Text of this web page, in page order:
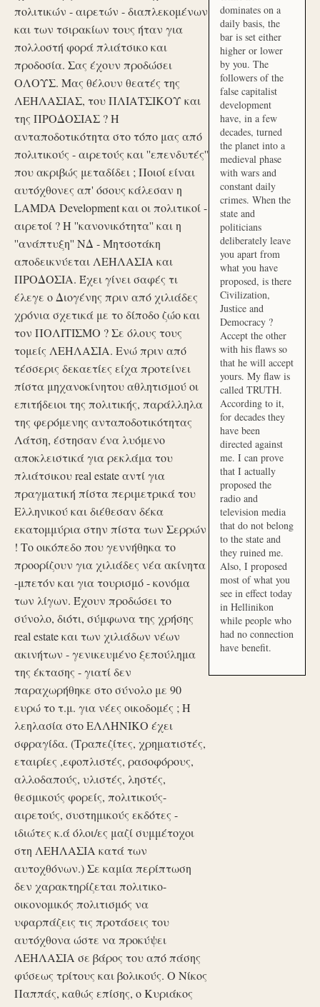
πολιτικών - αιρετών - διαπλεκομένων
και των τσιρακίων τους ήταν για
πολλοστή φορά πλιάτσικο και
προδοσία. Σας έχουν προδώσει
ΟΛΟΥΣ. Μας θέλουν θεατές της
ΛΕΗΛΑΣΙΑΣ, του ΠΛΙΑΤΣΙΚΟΥ και
της ΠΡΟΔΟΣΙΑΣ ? Η
ανταποδοτικότητα στο τόπο μας από
πολιτικούς - αιρετούς και ''επενδυτές''
που ακριβώς μεταδίδει ; Ποιοί είναι
αυτόχθονες απ' όσους κάλεσαν η
LAMDA Development και οι πολιτικοί -
αιρετοί ? Η ''κανονικότητα'' και η
''ανάπτυξη'' ΝΔ - Μητσοτάκη
αποδεικνύεται ΛΕΗΛΑΣΙΑ και
ΠΡΟΔΟΣΙΑ. Έχει γίνει σαφές τι
έλεγε ο Διογένης πριν από χιλιάδες
χρόνια σχετικά με το δίποδο ζώο και
τον ΠΟΛΙΤΙΣΜΟ ? Σε όλους τους
τομείς ΛΕΗΛΑΣΙΑ. Ενώ πριν από
τέσσερις δεκαετίες είχα προτείνει
πίστα μηχανοκίνητου αθλητισμού οι
επιτήδειοι της πολιτικής, παράλληλα
της φερόμενης ανταποδοτικότητας
Λάτση, έστησαν ένα λυόμενο
αποκλειστικά για ρεκλάμα του
πλιάτσικου real estate αντί για
πραγματική πίστα περιμετρικά του
Ελληνικού και διέθεσαν δέκα
εκατομμύρια στην πίστα των Σερρών
! Το οικόπεδο που γεννήθηκα το
προορίζουν για χιλιάδες νέα ακίνητα
-μπετόν και για τουρισμό - κονόμα
των λίγων. Έχουν προδώσει το
σύνολο, διότι, σύμφωνα της χρήσης
real estate και των χιλιάδων νέων
ακινήτων - γενικευμένο ξεπούλημα
της έκτασης - γιατί δεν
παραχωρήθηκε στο σύνολο με 90
ευρώ το τ.μ. για νέες οικοδομές ; Η
λεηλασία στο ΕΛΛΗΝΙΚΟ έχει
σφραγίδα. (Τραπεζίτες, χρηματιστές,
εταιρίες ,εφοπλιστές, ρασοφόρους,
αλλοδαπούς, υλιστές, ληστές,
θεσμικούς φορείς, πολιτικούς-
αιρετούς, συστημικούς εκδότες -
ιδιώτες κ.ά όλοι/ες μαζί συμμέτοχοι
στη ΛΕΗΛΑΣΙΑ κατά των
αυτοχθόνων.) Σε καμία περίπτωση
δεν χαρακτηρίζεται πολιτικο-
οικονομικός πολιτισμός να
υφαρπάζεις τις προτάσεις του
αυτόχθονα ώστε να προκύψει
ΛΕΗΛΑΣΙΑ σε βάρος του από πάσης
φύσεως τρίτους και βολικούς. Ο Νίκος
Παππάς, καθώς επίσης, ο Κυριάκος
dominates on a
daily basis, the
bar is set either
higher or lower
by you. The
followers of the
false capitalist
development
have, in a few
decades, turned
the planet into a
medieval phase
with wars and
constant daily
crimes. When the
state and
politicians
deliberately leave
you apart from
what you have
proposed, is there
Civilization,
Justice and
Democracy ?
Accept the other
with his flaws so
that he will accept
yours. My flaw is
called TRUTH.
According to it,
for decades they
have been
directed against
me. I can prove
that I actually
proposed the
radio and
television media
that do not belong
to the state and
they ruined me.
Also, I proposed
most of what you
see in effect today
in Hellinikon
while people who
had no connection
have benefit.